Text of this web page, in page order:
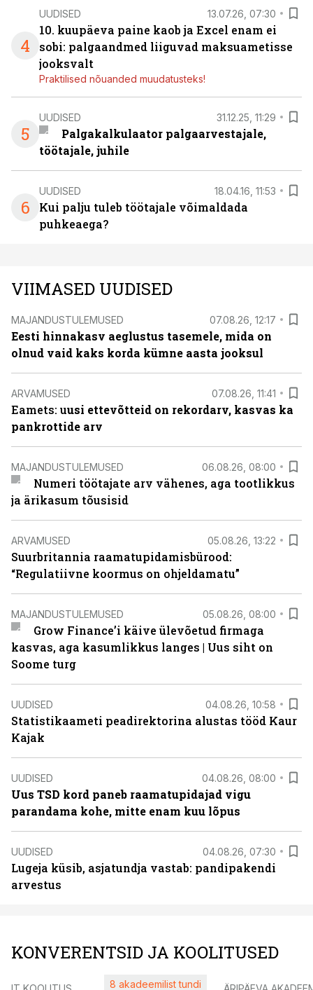
4
UUDISED 13.07.26, 07:30
10. kuupäeva paine kaob ja Excel enam ei
sobi: palgaandmed liiguvad maksuametisse
jooksvalt
Praktilised nõuanded muudatusteks!
5
UUDISED 31.12.25, 11:29
Palgakalkulaator palgaarvestajale,
töötajale, juhile
6
UUDISED 18.04.16, 11:53
Kui palju tuleb töötajale võimaldada
puhkeaega?
VIIMASED UUDISED
MAJANDUSTULEMUSED 07.08.26, 12:17
Eesti hinnakasv aeglustus tasemele, mida on
olnud vaid kaks korda kümne aasta jooksul
ARVAMUSED 07.08.26, 11:41
Eamets: uusi ettevõtteid on rekordarv, kasvas ka
pankrottide arv
MAJANDUSTULEMUSED 06.08.26, 08:00
Numeri töötajate arv vähenes, aga tootlikkus
ja ärikasum tõusisid
ARVAMUSED 05.08.26, 13:22
Suurbritannia raamatupidamisbürood:
“Regulatiivne koormus on ohjeldamatu”
MAJANDUSTULEMUSED 05.08.26, 08:00
Grow Finance’i käive ülevõetud firmaga
kasvas, aga kasumlikkus langes | Uus siht on
Soome turg
UUDISED 04.08.26, 10:58
Statistikaameti peadirektorina alustas tööd Kaur
Kajak
UUDISED 04.08.26, 08:00
Uus TSD kord paneb raamatupidajad vigu
parandama kohe, mitte enam kuu lõpus
UUDISED 04.08.26, 07:30
Lugeja küsib, asjatundja vastab: pandipakendi
arvestus
KONVERENTSID JA KOOLITUSED
8 akadeemilist tundi